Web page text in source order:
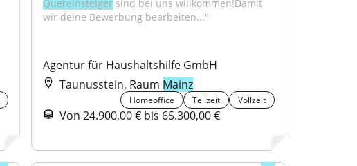
Quereinsteiger sind bei uns willkommen!Damit
wir deine Bewerbung bearbeiten..."
Agentur für Haushaltshilfe GmbH
Taunusstein, Raum Mainz
Homeoffice Teilzeit Vollzeit
Von 24.900,00 € bis 65.300,00 €